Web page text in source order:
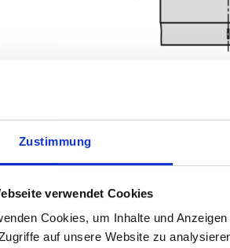
Zustimmung
verwendet Cookies
Cookies, um Inhalte und
auf unsere Website zu